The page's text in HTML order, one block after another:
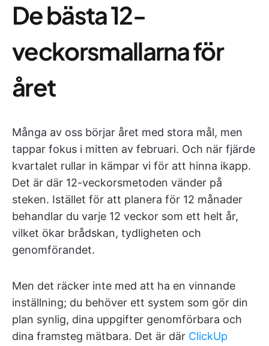
De bästa 12-
veckorsmallarna för
året
Många av oss börjar året med stora mål, men
tappar fokus i mitten av februari. Och när fjärde
kvartalet rullar in kämpar vi för att hinna ikapp.
Det är där 12-veckorsmetoden vänder på
steken. Istället för att planera för 12 månader
behandlar du varje 12 veckor som ett helt år,
vilket ökar brådskan, tydligheten och
genomförandet.
Men det räcker inte med att ha en vinnande
inställning; du behöver ett system som gör din
plan synlig, dina uppgifter genomförbara och
dina framsteg mätbara. Det är där ClickUp